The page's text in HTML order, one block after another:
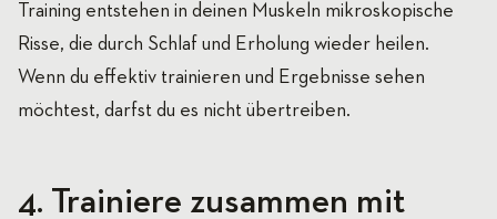
Training entstehen in deinen Muskeln mikroskopische
Risse, die durch Schlaf und Erholung wieder heilen.
Wenn du effektiv trainieren und Ergebnisse sehen
möchtest, darfst du es nicht übertreiben.
4. Trainiere zusammen mit